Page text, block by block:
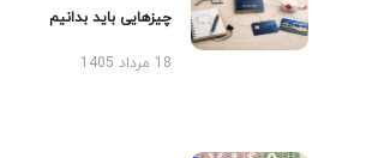
چیزهایی باید بدانیم
18 مرداد 1405